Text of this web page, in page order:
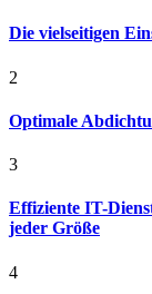
Die vielseitigen
2
Optimale
3
Effiziente IT-
jeder Größe
4